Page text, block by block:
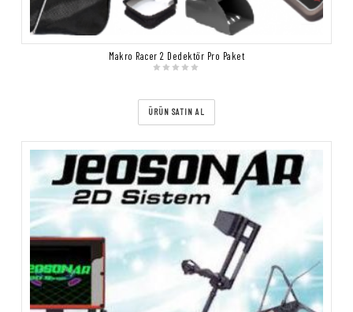
Makro Racer 2 Dedektör Pro Paket
ÜRÜN SATIN AL